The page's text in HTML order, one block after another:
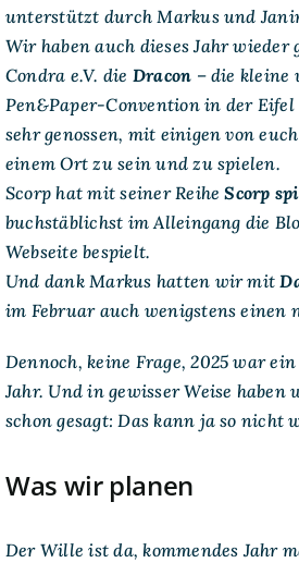
unterstützt durch Markus und
Wir haben auch dieses Jahr wieder
Condra e.V. die Dracon – die kleine
Pen&Paper-Convention in der
sehr genossen, mit einigen von
einem Ort zu sein und zu spielen.
Scorp hat mit seiner ReiheScorp
buchstäblichst im Alleingang die
Webseite bespielt.
Und dank Markus hatten wir mit
im Februar auch wenigstens einen
Dennoch, keine Frage, 2025 war
Jahr. Und in gewisser Weise haben
schon gesagt: Das kann ja so nicht
Was wir planen
Der Wille ist da, kommendes Jahr